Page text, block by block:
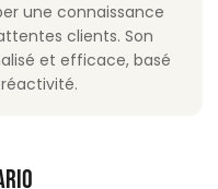
une connaissance
clients. Son
et efficace, basé